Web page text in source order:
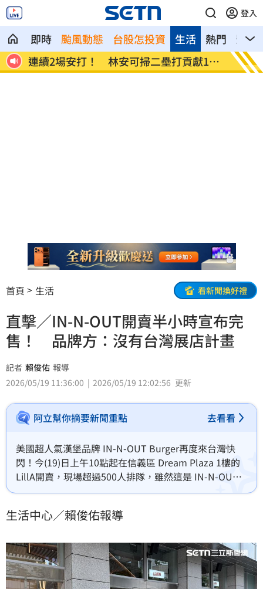
登入
即時 颱風動態 台股怎投資 熱門 影音
生活
連續2場安打！ 林安可掃二壘打貢獻1打
點
歐洲
首頁 生活 看新聞換好禮
直擊／IN-N-OUT開賣半小時宣布完
售！ 品牌方：沒有台灣展店計畫
記者 賴俊佑 報導
2026/05/19 11:36:00
2026/05/19 12:02:56 更新
阿立幫你摘要新聞重點 去看看
美國超人氣漢堡品牌 IN-N-OUT Burger再度來台灣快
閃！今(19)日上午10點起在信義區 Dream Plaza 1樓的
LillA開賣，現場超過500人排隊，雖然這是 IN-N-OUT
Burger第3次來台灣快閃，不過海外特別活動經理表示
生活中心／賴俊佑報導